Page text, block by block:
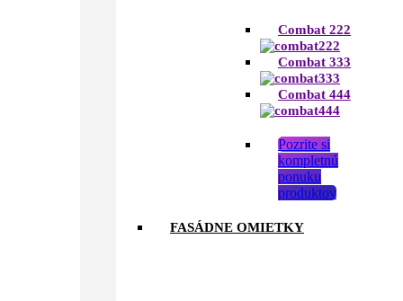
Combat 222
Combat 333
Combat 444
Pozrite si
kompletnú
ponuku
produktov
FASÁDNE OMIETKY